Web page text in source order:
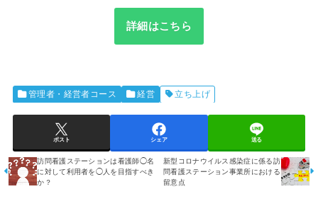
詳細はこちら
管理者・経営者コース 経営 立ち上げ
ポスト シェア 送る
訪問看護ステーションは看護師◯名
に対して利用者を◯人を目指すべき
か？
新型コロナウイルス感染症に係る訪
問看護ステーション事業所における
留意点